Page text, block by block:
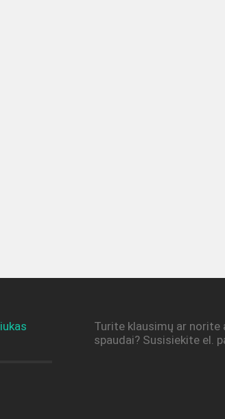
Turite klausimų ar
spaudai? Susisiekite el.